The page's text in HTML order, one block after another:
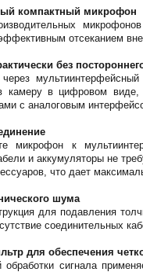
компактный микрофон
отсеканием
без
камеру в цифровом виде,
с аналоговым
микрофон к
и аккумуляторы не
что дает
шума
для подавления
соединительных
для обеспечения
сигнала